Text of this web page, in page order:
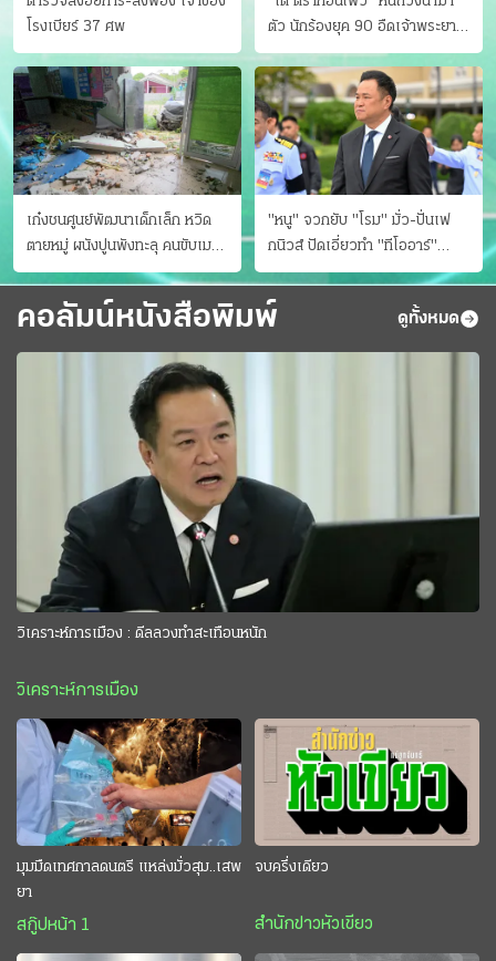
โรงเบียร์ 37 ศพ
ตัว นักร้องยุค 90 อืดเจ้าพระยา
แฟนหาตัววุ่น เครียดธุรกิจ!
เก๋งชนศูนย์พัฒนาเด็กเล็ก หวิด
ตายหมู่ ผนังปูนพังทะลุ คนขับเมา
ยา
"หนู" จวกยับ "โรม" มั่ว-ปั่นเฟ
กนิวส์ ปัดเอี่ยวทํา "ทีโออาร์"
ต้นทางโกงสอบฉาว
คอลัมน์หนังสือพิมพ์ ดูทั้งหมด
วิเคราะห์การเมือง : ดีลลวงทำสะเทือนหนัก
วิเคราะห์การเมือง
มุมมืดเทศกาลดนตรี แหล่งมั่วสุม..เสพ
ยา
สกู๊ปหน้า 1
จบครึ่งเดียว
สำนักข่าวหัวเขียว